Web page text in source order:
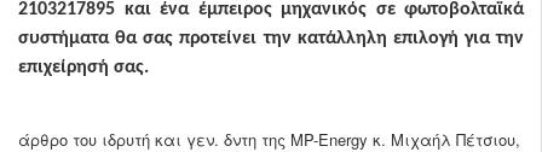
2103217895 και ένα έμπειρος μηχανικός σε φωτοβολταϊκά
συστήματα θα σας προτείνει την κατάλληλη επιλογή για την
επιχείρησή σας.
άρθρο του ιδρυτή και γεν. δντη της MP-Energy κ. Μιχαήλ Πέτσιου,